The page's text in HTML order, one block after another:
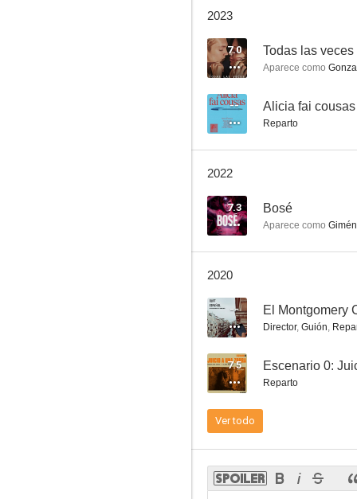
O coidado
2023
7.0
Aparece como
-- Alicia fai cousas
Reparto
2022
7.3 Bosé
Aparece como
2020
-- El Montgomery
Director, Guión,
7.5 Escenario 0:
Reparto
Ver todo